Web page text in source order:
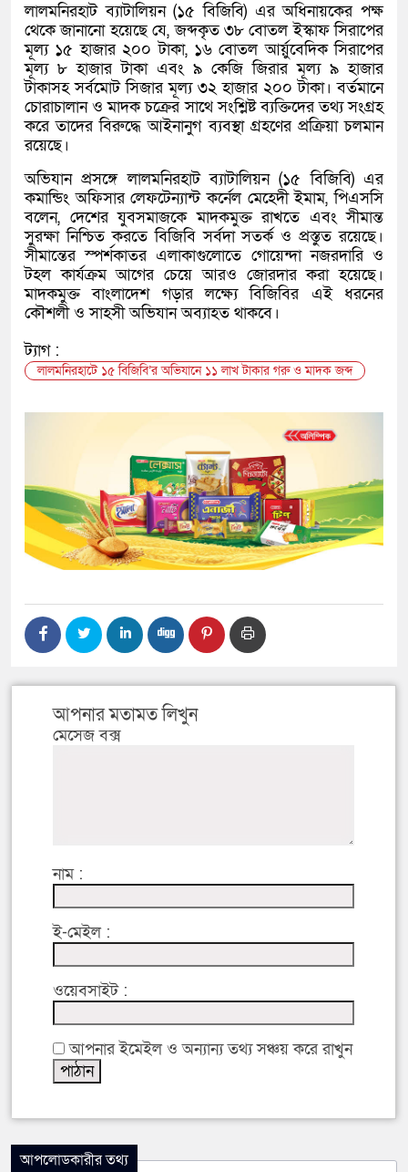
লালমনিরহাট ব্যাটালিয়ন (১৫ বিজিবি) এর অধিনায়কের পক্ষ
থেকে জানানো হয়েছে যে, জব্দকৃত ৩৮ বোতল ইস্কাফ সিরাপের
মূল্য ১৫ হাজার ২০০ টাকা, ১৬ বোতল আর্য়ুবেদিক সিরাপের
মূল্য ৮ হাজার টাকা এবং ৯ কেজি জিরার মূল্য ৯ হাজার
টাকাসহ সর্বমোট সিজার মূল্য ৩২ হাজার ২০০ টাকা। বর্তমানে
চোরাচালান ও মাদক চক্রের সাথে সংশ্লিষ্ট ব্যক্তিদের তথ্য সংগ্রহ
করে তাদের বিরুদ্ধে আইনানুগ ব্যবস্থা গ্রহণের প্রক্রিয়া চলমান
রয়েছে।
অভিযান প্রসঙ্গে লালমনিরহাট ব্যাটালিয়ন (১৫ বিজিবি) এর
কমান্ডিং অফিসার লেফটেন্যান্ট কর্নেল মেহেদী ইমাম, পিএসসি
বলেন, দেশের যুবসমাজকে মাদকমুক্ত রাখতে এবং সীমান্ত
সুরক্ষা নিশ্চিত করতে বিজিবি সর্বদা সতর্ক ও প্রস্তুত রয়েছে।
সীমান্তের স্পর্শকাতর এলাকাগুলোতে গোয়েন্দা নজরদারি ও
টহল কার্যক্রম আগের চেয়ে আরও জোরদার করা হয়েছে।
মাদকমুক্ত বাংলাদেশ গড়ার লক্ষ্যে বিজিবির এই ধরনের
কৌশলী ও সাহসী অভিযান অব্যাহত থাকবে।
ট্যাগ :
লালমনিরহাটে ১৫ বিজিবি’র অভিযানে ১১ লাখ টাকার গরু ও মাদক জব্দ
আপনার মতামত লিখুন
মেসেজ বক্স
নাম :
ই-মেইল :
ওয়েবসাইট :
আপনার ইমেইল ও অন্যান্য তথ্য সঞ্চয় করে রাখুন
আপলোডকারীর তথ্য